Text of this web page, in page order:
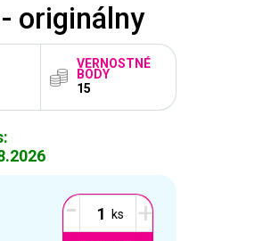
originálny
VERNOSTNÉ
BODY
15
- +